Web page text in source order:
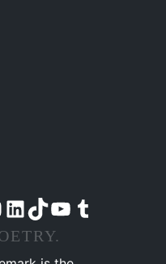
Facebook
account Instagram
Visita il nostro account LinkedIn
Visita il nostro account TikTok
Visita il nostro canale YouTube
Visita il nostro account Tumblr